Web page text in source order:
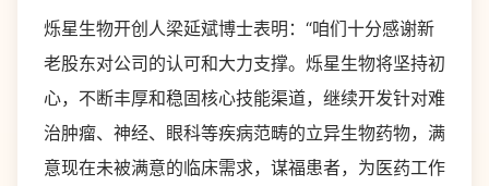
烁星生物开创人梁延斌博士表明：“咱们十分感谢新
老股东对公司的认可和大力支撑。烁星生物将坚持初
心，不断丰厚和稳固核心技能渠道，继续开发针对难
治肿瘤、神经、眼科等疾病范畴的立异生物药物，满
意现在未被满意的临床需求，谋福患者，为医药工作